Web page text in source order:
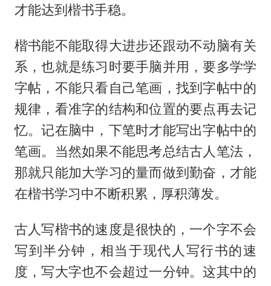
才能达到楷书手稳。
楷书能不能取得大进步还跟动不动脑有关
系，也就是练习时要手脑并用，要多学学
字帖，不能只看自己笔画，找到字帖中的
规律，看准字的结构和位置的要点再去记
忆。记在脑中，下笔时才能写出字帖中的
笔画。当然如果不能思考总结古人笔法，
那就只能加大学习的量而做到勤奋，才能
在楷书学习中不断积累，厚积薄发。
古人写楷书的速度是很快的，一个字不会
写到半分钟，相当于现代人写行书的速
度，写大字也不会超过一分钟。这其中的